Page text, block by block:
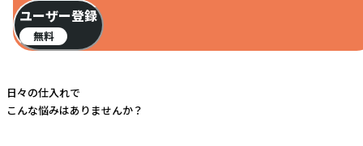
ユーザー登録
無料
日々の仕入れで
こんな悩みはありませんか？